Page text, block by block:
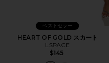
ベストセラー
HEART OF GOLD スカート
LSPACE
$145